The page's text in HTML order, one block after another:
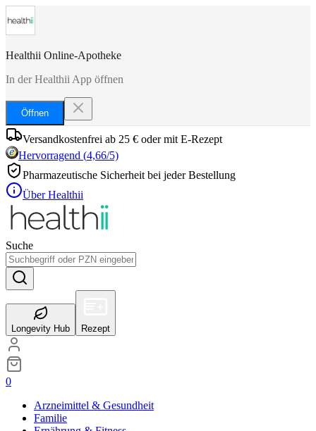
Healthii Online-Apotheke
In der Healthii App öffnen
Öffnen
Versandkostenfrei ab 25 € oder mit E-Rezept
Hervorragend (4,66/5)
Pharmazeutische Sicherheit bei jeder Bestellung
Über Healthii
Suche
Longevity Hub Rezept
0
Arzneimittel & Gesundheit
Familie